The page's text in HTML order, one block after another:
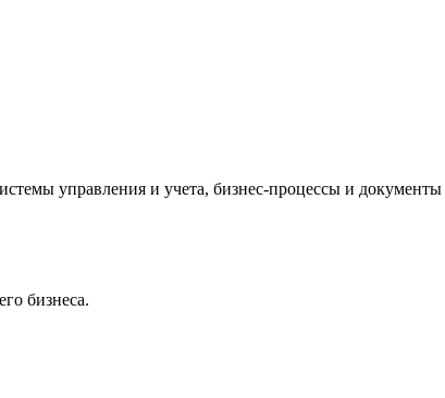
управления и учета, бизнес-процессы и документы
бизнеса.